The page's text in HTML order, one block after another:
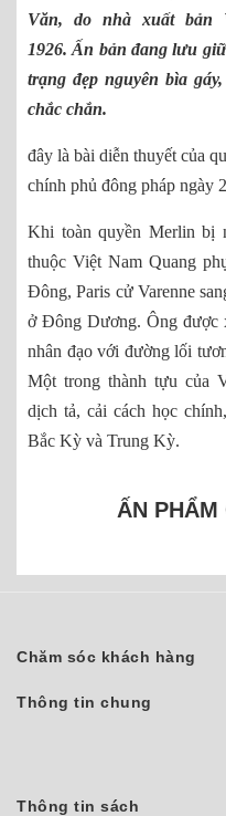
Văn, do nhà xuất bản
1926. Ấn bản đang lưu
trạng đẹp nguyên bìa
chắc chắn.
đây là bài diễn thuyết của
chính phủ đông pháp ngày
Khi toàn quyền Merlin bị
thuộc Việt Nam Quang
Đông, Paris cử Varenne
ở Đông Dương. Ông được
nhân đạo với đường lối
Một trong thành tựu của
dịch tả, cải cách học
Bắc Kỳ và Trung Kỳ.
ẤN PHẨM
Chăm sóc khách hàng
Thông tin chung
Thông tin sách